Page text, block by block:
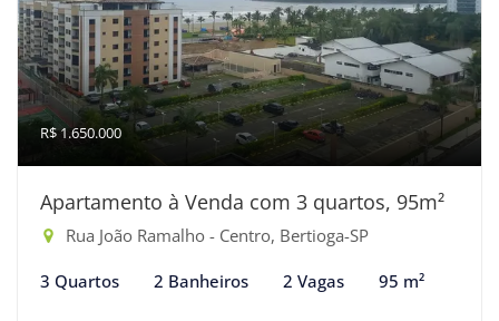
R$ 1.650.000
Apartamento à Venda com 3 quartos, 95m²
Rua João Ramalho - Centro, Bertioga-SP
3 Quartos 2 Banheiros 2 Vagas 95 m²